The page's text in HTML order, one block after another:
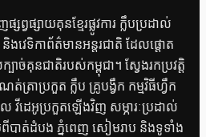
ព្វផ្សាយគុនខ្មែរផ្លូវការ ក្លឹបប្រដាល់
ងវេទិកាព័ត៌មានអន្តរជាតិ ដែលផ្តោត
ាច់គុនជាតិរបស់កម្ពុជា។ ស្វែងរកប្រវត្តិ
ត្រាប្រកួត ក្លឹប គ្រូបង្វឹក កម្មវិធីហ្វឹក
វីដេអូប្រកួតឡើងវិញ សម្ភារៈប្រដាល់
បាត់ដំបង ភ្នំពេញ សៀមរាប និងទូទាំង